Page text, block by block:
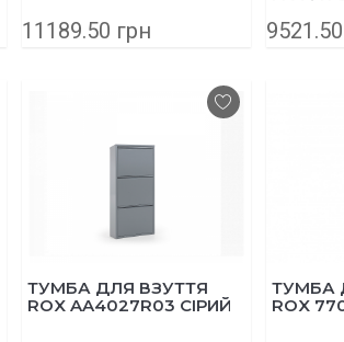
11189.50 грн
ТУМБА ДЛЯ ВЗУТТЯ
ROX AA4027R03 СІРИЙ
ТУМБА
ROX